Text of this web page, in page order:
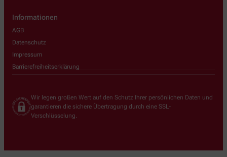
Informationen
AGB
Datenschutz
Impressum
Barrierefreiheitserklärung
Wir legen großen Wert auf den Schutz Ihrer persönlichen Daten und
garantieren die sichere Übertragung durch eine SSL-
Verschlüsselung.